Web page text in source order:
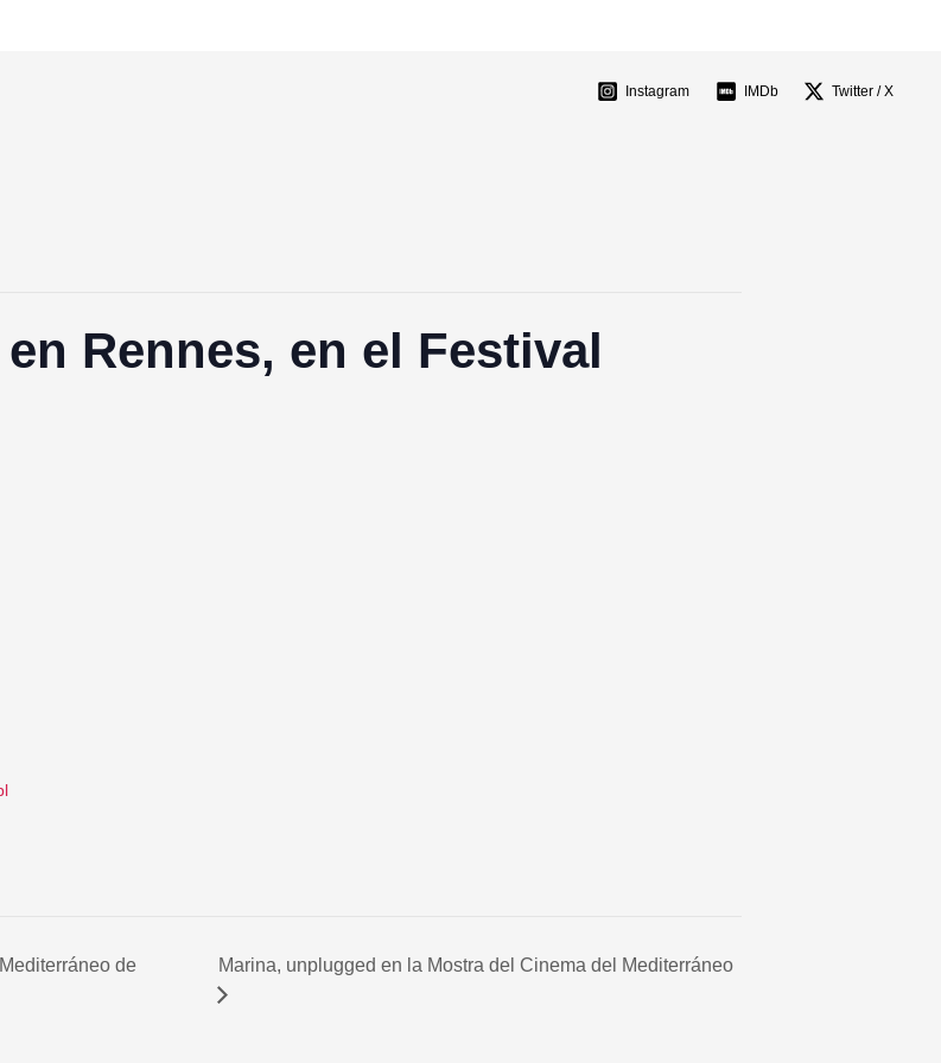
Instagram IMDb Twitter / X
Rennes, en el Festival
de
Marina, unplugged en la Mostra del Cinema del Mediterráneo